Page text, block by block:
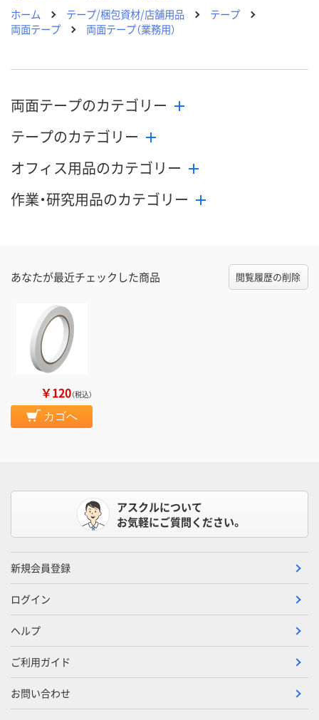
ホーム
テープ/梱包資材/店舗用品
テープ
両面テープ
両面テープ（業務用）
両面テープのカテゴリー
テープのカテゴリー
オフィス用品のカテゴリー
作業・研究用品のカテゴリー
あなたが最近チェックした商品 閲覧履歴の削除
￥120（税込）
カゴへ
アスクルについて
お気軽にご質問ください。
新規会員登録
ログイン
ヘルプ
ご利用ガイド
お問い合わせ